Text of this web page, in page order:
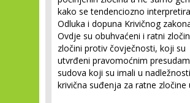
kako se tendenciozno interpretira
Odluka i dopuna Krivičnog
Ovdje su obuhvaćeni i ratni
zločini protiv čovječnosti, koji su
utvrđeni pravomoćnim
sudova koji su imali u nadležnosti
krivična suđenja za ratne zločine